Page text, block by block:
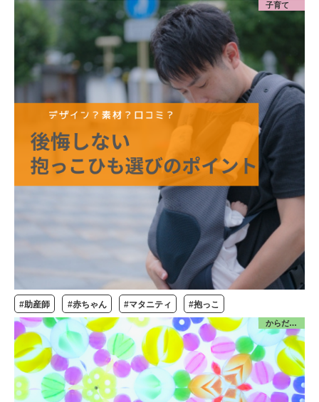
子育て
#助産師 #赤ちゃん #マタニティ #抱っこ
からだ／更年期